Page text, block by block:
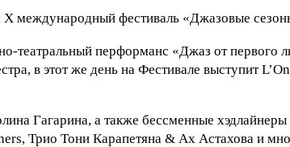
X международный фестиваль «Джазовые
театральный перформанс «Джаз от
в этот же день на Фестивале выступит
Гагарина, а также бессменные
Трио Тони Карапетяна & Ах Астахова и